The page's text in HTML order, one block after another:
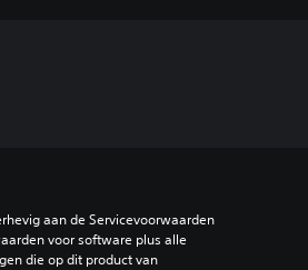
aan de Servicevoorwaarden
voor software plus alle
die op dit product van